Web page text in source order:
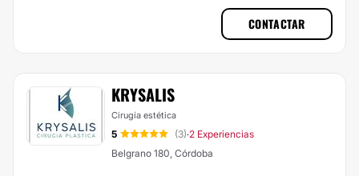
CONTACTAR
KRYSALIS
Cirugía estética
5 (3)·2 Experiencias
Belgrano 180, Córdoba